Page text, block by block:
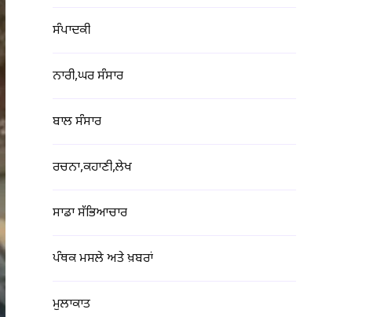
ਸੰਪਾਦਕੀ
ਨਾਰੀ,ਘਰ ਸੰਸਾਰ
ਬਾਲ ਸੰਸਾਰ
ਰਚਨਾ,ਕਹਾਣੀ,ਲੇਖ
ਸਾਡਾ ਸੱਭਿਆਚਾਰ
ਪੰਥਕ ਮਸਲੇ ਅਤੇ ਖ਼ਬਰਾਂ
ਮੁਲਾਕਾਤ